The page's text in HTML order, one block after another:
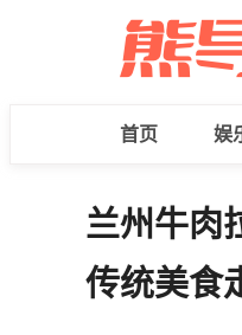
首页 娱
兰州牛肉
传统美食